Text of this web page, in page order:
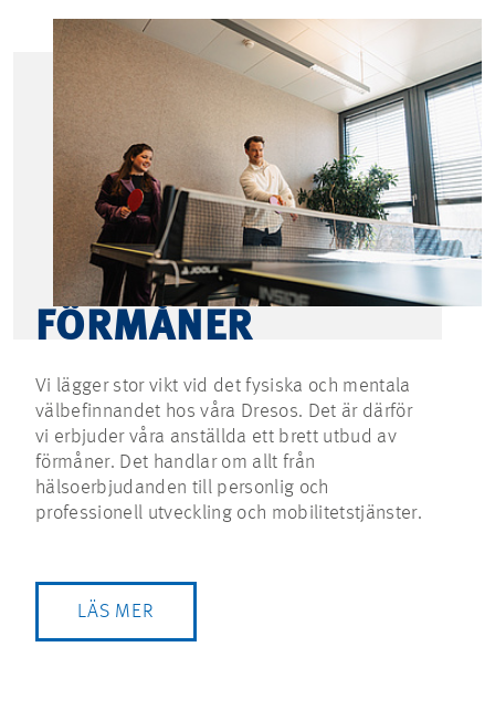
FÖRMÅNER
Vi lägger stor vikt vid det fysiska och mentala
välbefinnandet hos våra Dresos. Det är därför
vi erbjuder våra anställda ett brett utbud av
förmåner. Det handlar om allt från
hälsoerbjudanden till personlig och
professionell utveckling och mobilitetstjänster.
LÄS MER